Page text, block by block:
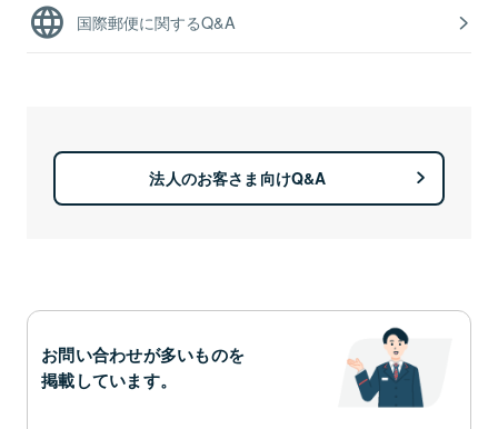
国際郵便に関するQ&A
法人のお客さま向けQ&A
お問い合わせが多いものを
掲載しています。